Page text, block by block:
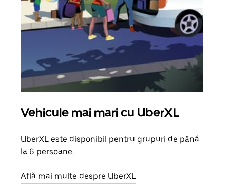
Vehicule mai mari cu UberXL
UberXL este disponibil pentru grupuri de până
la 6 persoane.
Află mai multe despre UberXL